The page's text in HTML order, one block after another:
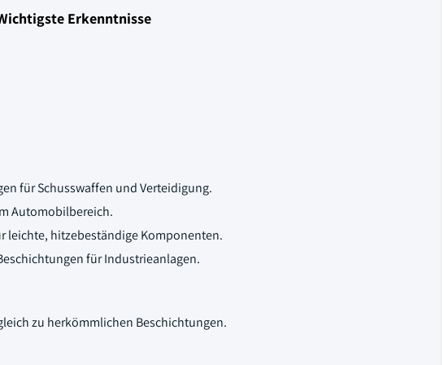
Erkenntnisse
für Schusswaffen und Verteidigung.
Automobilbereich.
leichte, hitzebeständige Komponenten.
für Industrieanlagen.
zu herkömmlichen Beschichtungen.